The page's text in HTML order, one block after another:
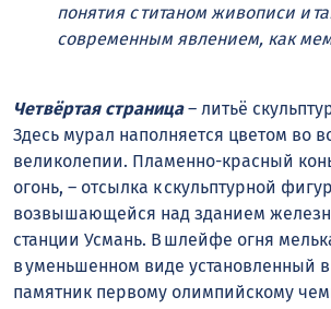
понятия с титаном живописи и
современным явлением, как
Четвёртая страница– литьё
Здесь мурал наполняется цветом во
великолепии. Пламенно-красный
огонь, – отсылка к скульптурной
возвышающейся над зданием
станции Усмань. В шлейфе огня
в уменьшенном виде установленный
памятник первому олимпийскому